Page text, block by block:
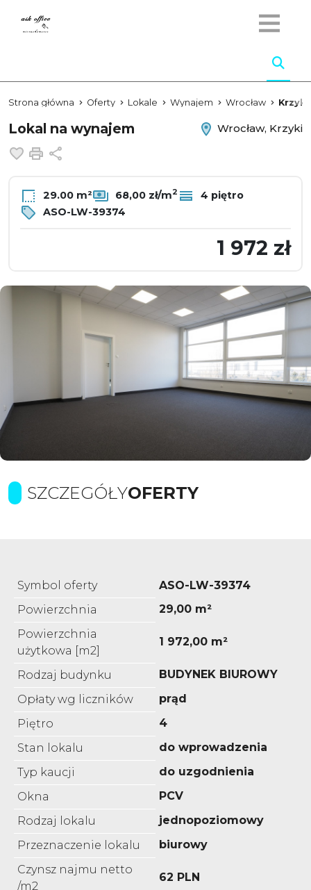
Strona główna Oferty Lokale Wynajem Wrocław Krzyki
Lokal na wynajem
Wrocław, Krzyki
Dodaj do ulubionych
Drukuj
29.00 m² 68,00 zł/m2
4 piętro
ASO-LW-39374
1 972 zł
SZCZEGÓŁYOFERTY
Symbol oferty
ASO-LW-39374
Powierzchnia
29,00 m²
Powierzchnia
użytkowa [m2]
1 972,00 m²
Rodzaj budynku
BUDYNEK BIUROWY
Opłaty wg liczników
prąd
Piętro
4
Stan lokalu
do wprowadzenia
Typ kaucji
do uzgodnienia
Okna
PCV
Rodzaj lokalu
jednopoziomowy
Przeznaczenie lokalu
biurowy
Czynsz najmu netto
/m2
62 PLN